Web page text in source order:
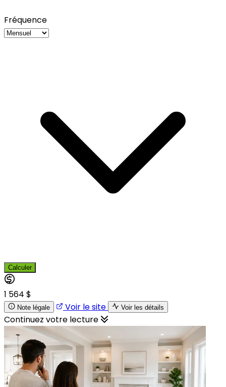
Fréquence
Calculer
1 564 $
Note légale Voir le site Voir les détails
Continuez votre lecture